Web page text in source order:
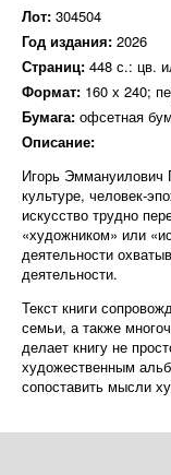
Лот: 304504
Год издания: 2026
Страниц: 448 с.: цв.
Формат: 160 х 240;
Бумага: офсетная
Описание:
Игорь Эммануилович
культуре, человек-
искусство трудно
«художником» или
деятельности
деятельности.
Текст книги
семьи, а также
делает книгу не
художественным
сопоставить мысли